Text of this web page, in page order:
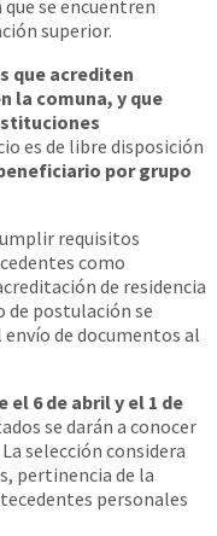
se encuentren
superior.
que acrediten
la comuna, y que
es de libre disposición
por grupo
requisitos
como
de residencia
de postulación se
de documentos al
6 de abril y el 1 de
se darán a conocer
La selección considera
pertinencia de la
personales